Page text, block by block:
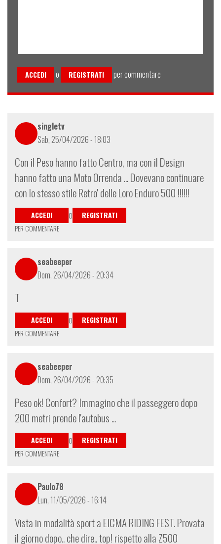
ACCEDI o REGISTRATI per commentare
singletv
Sab, 25/04/2026 - 18:03
Con il Peso hanno fatto Centro, ma con il Design
hanno fatto una Moto Orrenda ... Dovevano continuare
con lo stesso stile Retro' delle Loro Enduro 500 !!!!!!
ACCEDI O
REGISTRATI
PER COMMENTARE
seabeeper
Dom, 26/04/2026 - 20:34
T
ACCEDI O
REGISTRATI
PER COMMENTARE
seabeeper
Dom, 26/04/2026 - 20:35
Peso ok! Confort? Immagino che il passeggero dopo
200 metri prende l'autobus ...
ACCEDI O
REGISTRATI
PER COMMENTARE
Paulo78
Lun, 11/05/2026 - 16:14
Vista in modalità sport a EICMA RIDING FEST. Provata
il giorno dopo.. che dire.. top! rispetto alla Z500